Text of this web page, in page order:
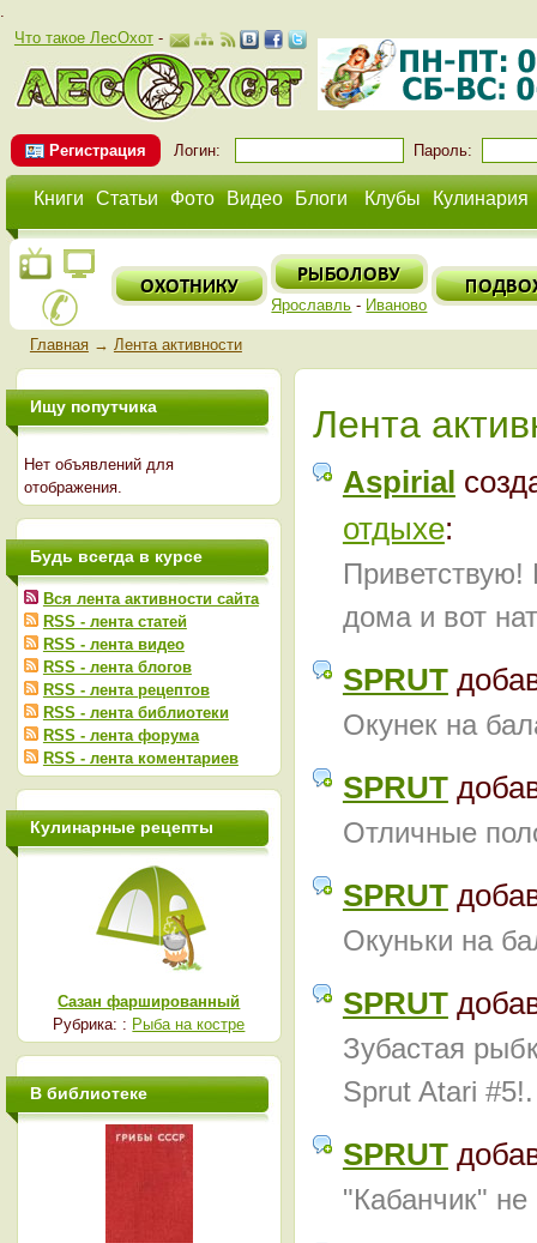
.
Что такое ЛесОхот-
Регистрация Логин: Пароль:
Книги Статьи Фото Видео Блоги Клубы Кулинария
Ярославль - Иваново
Главная→ Лента активности
Лента
Aspirial
отдыхе:
Приветствую!
дома и вот
SPRUT
Окунек на
SPRUT
Отличные
SPRUT
Окуньки на
SPRUT
Зубастая
Sprut Atari
SPRUT
"Кабанчик"
Ищу попутчика
Нет объявлений для
отображения.
Будь всегда в курсе
Вся лента активности сайта
RSS - лента статей
RSS - лента видео
RSS - лента блогов
RSS - лента рецептов
RSS - лента библиотеки
RSS - лента форума
RSS - лента коментариев
Кулинарные рецепты
Сазан фаршированный
Рубрика: : Рыба на костре
В библиотеке